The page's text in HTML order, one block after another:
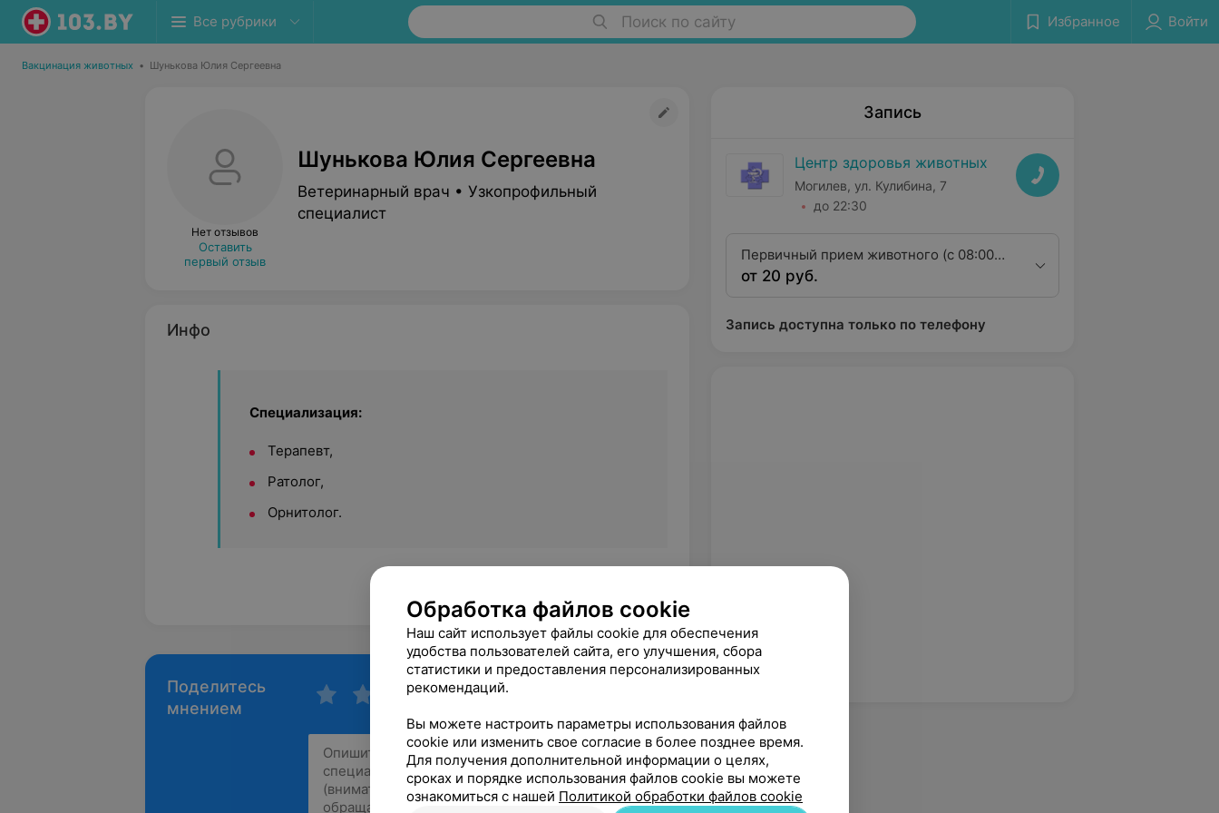
Все рубрики Поиск по сайту Избранное Войти
Вакцинация животных • Шунькова Юлия Сергеевна
Нет отзывов
Оставить
первый отзыв
Шунькова Юлия Сергеевна
Ветеринарный врач • Узкопрофильный
специалист
Инфо
Специализация:
Терапевт,
Ратолог,
Орнитолог.
Поделитесь
мнением
Запись
Центр здоровья животных
Могилев, ул. Кулибина, 7
до 22:30
Первичный прием животного (с 08:00
до 20:00)
от 20 руб.
Запись доступна только по телефону
Обработка файлов cookie
Наш сайт использует файлы cookie для обеспечения
удобства пользователей сайта, его улучшения, сбора
статистики и предоставления персонализированных
рекомендаций.
Вы можете настроить параметры использования файлов
cookie или изменить свое согласие в более позднее время.
Для получения дополнительной информации о целях,
сроках и порядке использования файлов cookie вы можете
ознакомиться с нашей Политикой обработки файлов cookie